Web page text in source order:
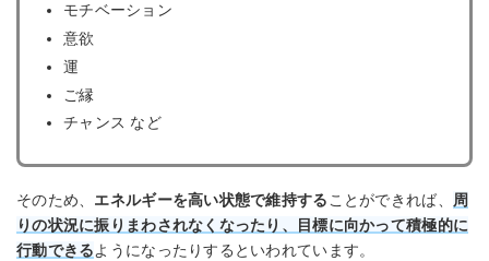
モチベーション
意欲
運
ご縁
チャンス など
そのため、 エネルギーを高い状態で維持することができれば、 周
りの状況に振りまわされなくなったり、目標に向かって積極的に
行動できるようになったりするといわれています。